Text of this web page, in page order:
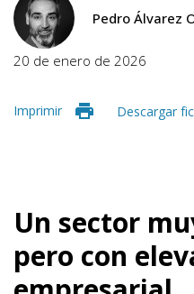
Pedro Álvarez
20 de enero de 2026
Imprimir Descargar
Un sector
pero con